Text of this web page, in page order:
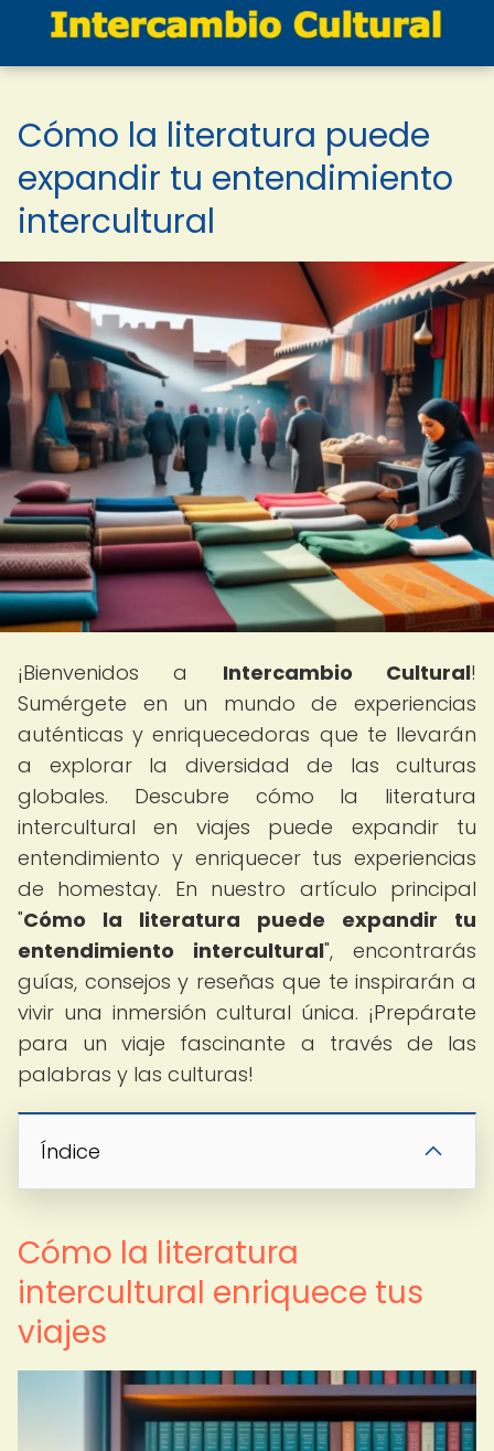
Cómo la literatura puede
expandir tu entendimiento
intercultural
¡Bienvenidos a Intercambio Cultural!
Sumérgete en un mundo de experiencias
auténticas y enriquecedoras que te llevarán
a explorar la diversidad de las culturas
globales. Descubre cómo la literatura
intercultural en viajes puede expandir tu
entendimiento y enriquecer tus experiencias
de homestay. En nuestro artículo principal
"Cómo la literatura puede expandir tu
entendimiento intercultural", encontrarás
guías, consejos y reseñas que te inspirarán a
vivir una inmersión cultural única. ¡Prepárate
para un viaje fascinante a través de las
palabras y las culturas!
Índice
Cómo la literatura
intercultural enriquece tus
viajes